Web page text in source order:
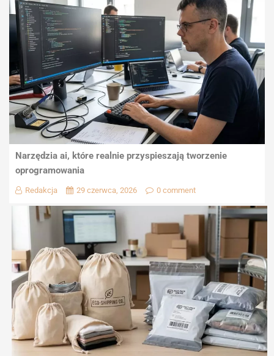
Narzędzia ai, które realnie przyspieszają tworzenie
oprogramowania
Redakcja 29 czerwca, 2026 0 comment